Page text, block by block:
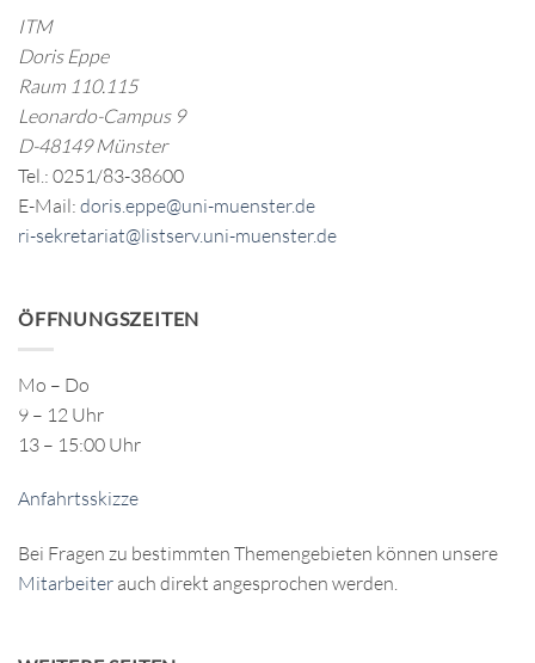
ITM
Doris Eppe
Raum 110.115
Leonardo-Campus 9
D-48149 Münster
Tel.: 0251/83-38600
E-Mail: doris.eppe@uni-muenster.de
ri-sekretariat@listserv.uni-muenster.de
ÖFFNUNGSZEITEN
Mo – Do
9 – 12 Uhr
13 – 15:00 Uhr
Anfahrtsskizze
Bei Fragen zu bestimmten Themengebieten können unsere
Mitarbeiter auch direkt angesprochen werden.